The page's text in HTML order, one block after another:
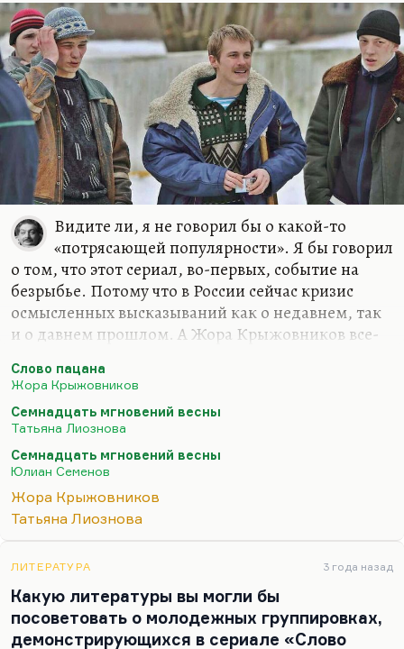
Видите ли, я не говорил бы о какой-то
«потрясающей популярности». Я бы говорил
о том, что этот сериал, во-первых, событие на
безрыбье. Потому что в России сейчас кризис
осмысленных высказываний как о недавнем, так
и о давнем прошлом. А Жора Крыжовников все-
серьезный профессионал. Он умеет делать кино,
это не пропьешь, что называется. Это
врожденное.
Но и безрыбье, конечно, полное. Оно такое
советское, когда главным событием десятилетия
были «Семнадцать мгновений весны». При этом
это очень хороший сериал – «Семнадцать
блистательное высказывание, стилистически
Слово пацана
Жора Крыжовников
Семнадцать мгновений весны
Татьяна Лиознова
Семнадцать мгновений весны
Юлиан Семенов
Жора Крыжовников
Татьяна Лиознова
ЛИТЕРАТУРА 3 года назад
Какую литературы вы могли бы
посоветовать о молодежных группировках,
демонстрирующихся в сериале «Слово